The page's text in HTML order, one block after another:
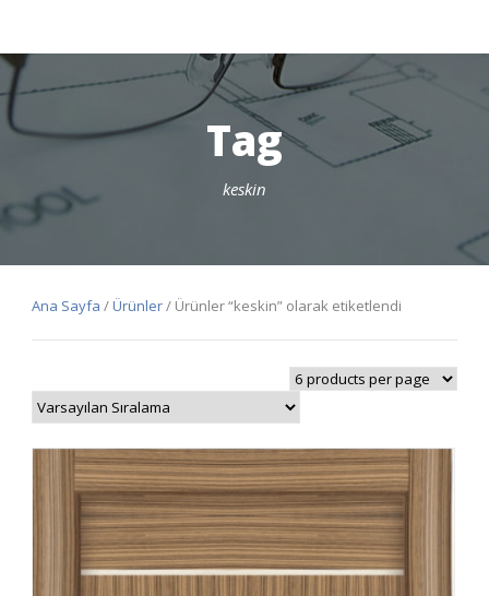
Tag
keskin
Ana Sayfa /Ürünler/ Ürünler “keskin” olarak etiketlendi